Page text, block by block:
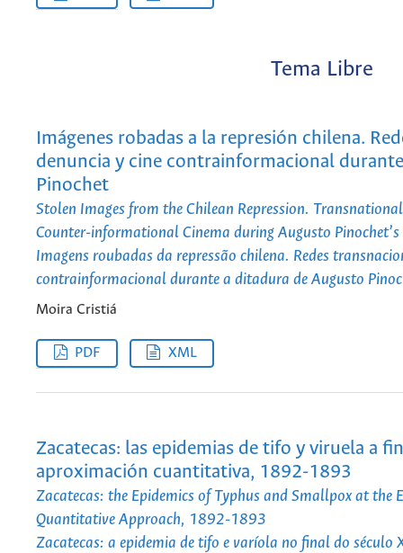
Tema Libre
Imágenes robadas a la represión chilena.
denuncia y cine contrainformacional
Pinochet
Stolen Images from the Chilean Repression.
Counter-informational Cinema during Augusto
Imagens roubadas da repressão chilena. Redes
contrainformacional durante a ditadura de Augusto
Moira Cristiá
PDF XML
Zacatecas: las epidemias de tifo y viruela a
aproximación cuantitativa, 1892-1893
Zacatecas: the Epidemics of Typhus and Smallpox at the
Quantitative Approach, 1892-1893
Zacatecas: a epidemia de tifo e varíola no final do século